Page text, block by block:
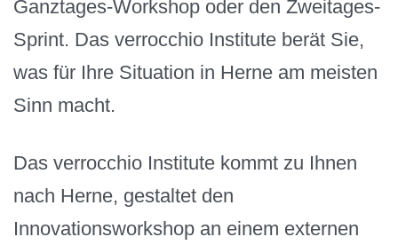
Ganztages-Workshop oder den Zweitages-
Sprint. Das verrocchio Institute berät Sie,
was für Ihre Situation in Herne am meisten
Sinn macht.
Das verrocchio Institute kommt zu Ihnen
nach Herne, gestaltet den
Innovationsworkshop an einem externen